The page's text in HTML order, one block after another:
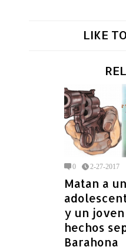
LIKE
0 2-27-2017
Matan a
y un joven
hechos
Barahona